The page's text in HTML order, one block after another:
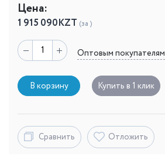
Цена:
1 915 090KZT (за )
Оптовым покупателям
В корзину Купить в 1 клик
Сравнить Отложить